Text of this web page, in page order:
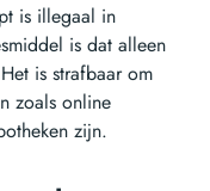
is illegaal in
is dat alleen
is strafbaar om
zoals online
zijn.